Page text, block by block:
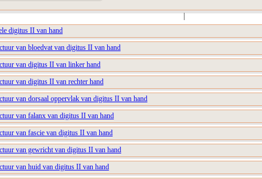
|
digitus II van hand
van bloedvat van digitus II van hand
van digitus II van linker hand
van digitus II van rechter hand
van dorsaal oppervlak van digitus II van hand
van falanx van digitus II van hand
van fascie van digitus II van hand
van gewricht van digitus II van hand
van huid van digitus II van hand